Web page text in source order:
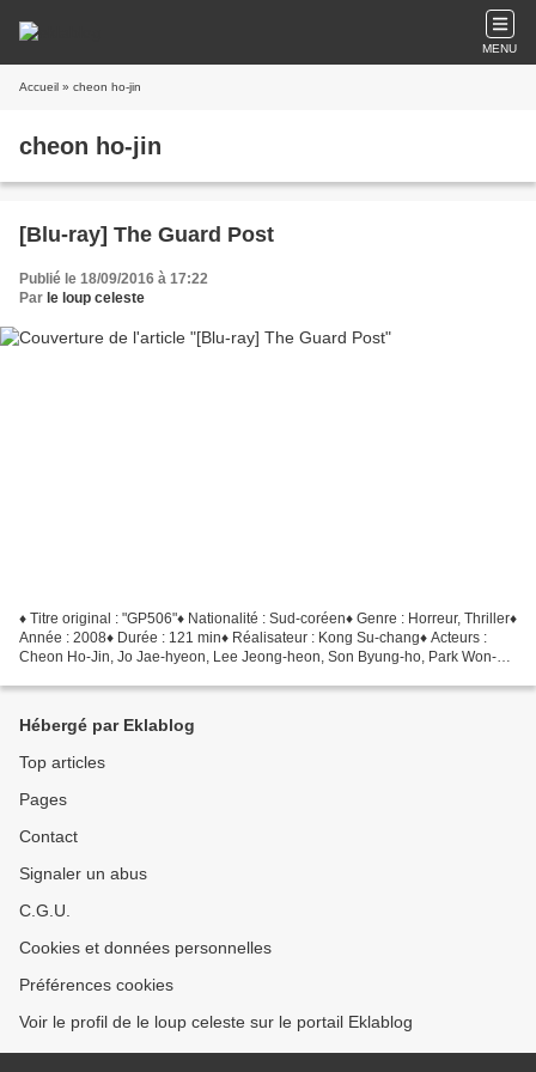
MENU
Accueil » cheon ho-jin
cheon ho-jin
[Blu-ray] The Guard Post
Publié le 18/09/2016 à 17:22
Par le loup celeste
♦ Titre original : "GP506"♦ Nationalité : Sud-coréen♦ Genre : Horreur, Thriller♦
Année : 2008♦ Durée : 121 min♦ Réalisateur : Kong Su-chang♦ Acteurs :
Cheon Ho-Jin, Jo Jae-hyeon, Lee Jeong-heon, Son Byung-ho, Park Won-
Hébergé par Eklablog
Top articles
Pages
Contact
Signaler un abus
C.G.U.
Cookies et données personnelles
Préférences cookies
Voir le profil de le loup celeste sur le portail Eklablog